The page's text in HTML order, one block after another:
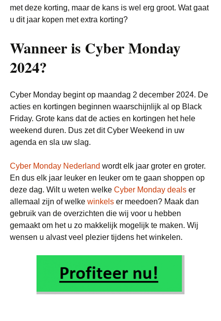
met deze korting, maar de kans is wel erg groot. Wat gaat
u dit jaar kopen met extra korting?
Wanneer is Cyber Monday
2024?
Cyber Monday begint op maandag 2 december 2024. De
acties en kortingen beginnen waarschijnlijk al op Black
Friday. Grote kans dat de acties en kortingen het hele
weekend duren. Dus zet dit Cyber Weekend in uw
agenda en sla uw slag.
Cyber Monday Nederland wordt elk jaar groter en groter.
En dus elk jaar leuker en leuker om te gaan shoppen op
deze dag. Wilt u weten welke Cyber Monday deals er
allemaal zijn of welke winkels er meedoen? Maak dan
gebruik van de overzichten die wij voor u hebben
gemaakt om het u zo makkelijk mogelijk te maken. Wij
wensen u alvast veel plezier tijdens het winkelen.